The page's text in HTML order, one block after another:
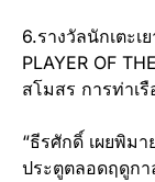
6.รางวัลนักเตะเ
PLAYER OF
สโมสร การท่าเรื
“ธีรศักดิ์ เผยพิม
ประตูตลอดฤดูกา